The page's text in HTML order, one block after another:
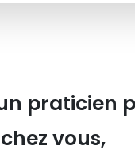
praticien
chez vous,